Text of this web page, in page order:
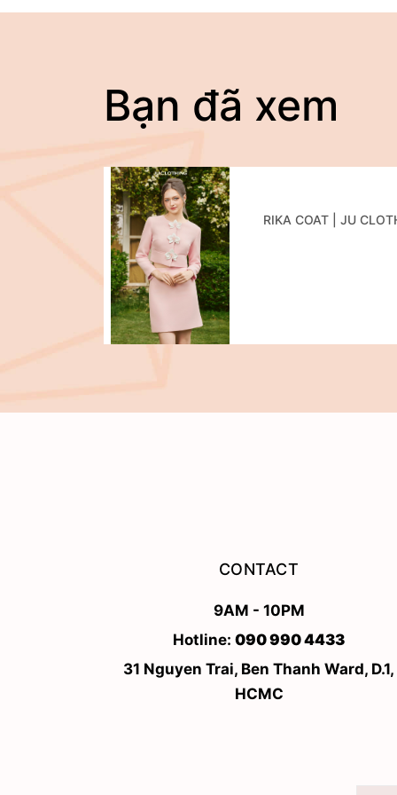
Bạn đã xem
RIKA COAT | JU
CONTACT
9AM - 10PM
Hotline: 090 990 4433
31 Nguyen Trai, Ben Thanh Ward, D.1,
HCMC